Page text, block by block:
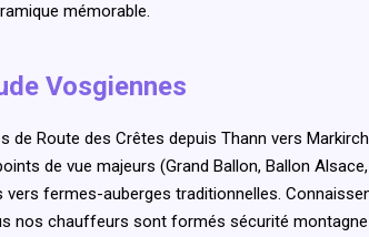
mémorable.
Vosgiennes
Route des Crêtes depuis Thann vers
de vue majeurs (Grand Ballon, Ballon
fermes-auberges traditionnelles.
nos chauffeurs sont formés sécurité montagne